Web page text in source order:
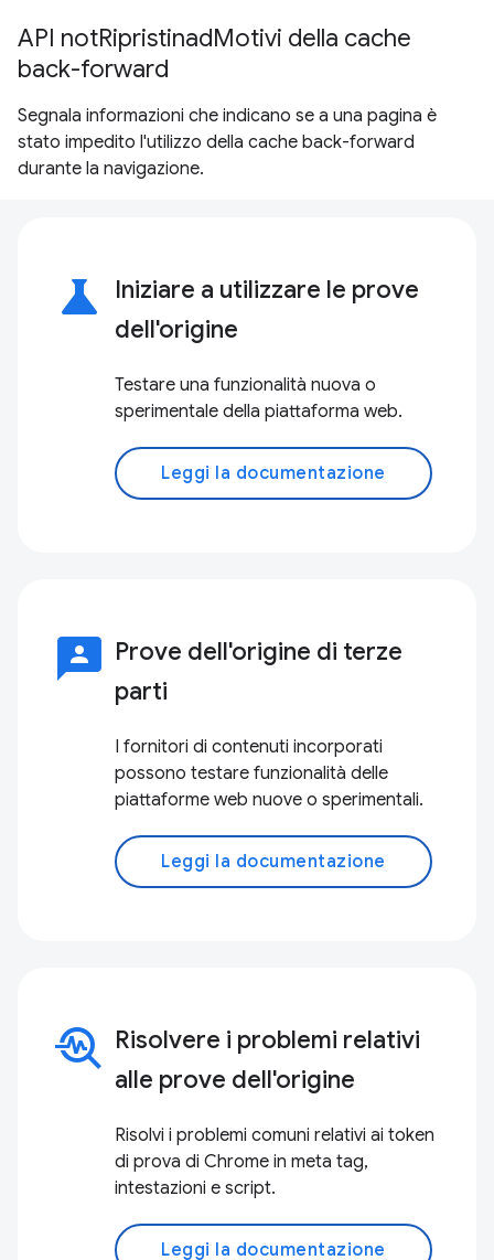
API notRipristinadMotivi della cache
back-forward
Segnala informazioni che indicano se a una pagina è
stato impedito l'utilizzo della cache back-forward
durante la navigazione.
science
Iniziare a utilizzare le prove
dell'origine
Testare una funzionalità nuova o
sperimentale della piattaforma web.
Leggi la documentazione
3p Prove dell'origine di terze
parti
I fornitori di contenuti incorporati
possono testare funzionalità delle
piattaforme web nuove o sperimentali.
Leggi la documentazione
troubleshoot
Risolvere i problemi relativi
alle prove dell'origine
Risolvi i problemi comuni relativi ai token
di prova di Chrome in meta tag,
intestazioni e script.
Leggi la documentazione